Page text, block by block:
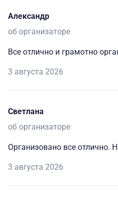
Александр
об организаторе
Все отлично и грамотно
3 августа 2026
Светлана
об организаторе
Организовано все отлично.
3 августа 2026